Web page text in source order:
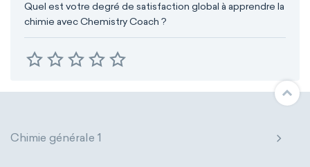
Quel est votre degré de satisfaction global à apprendre la
chimie avec Chemistry Coach ?
Chimie générale 1